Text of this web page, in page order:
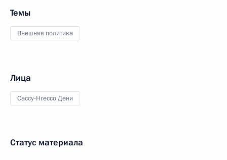
Темы
Внешняя политика
Лица
Сассу-Нгессо Дени
Статус материала